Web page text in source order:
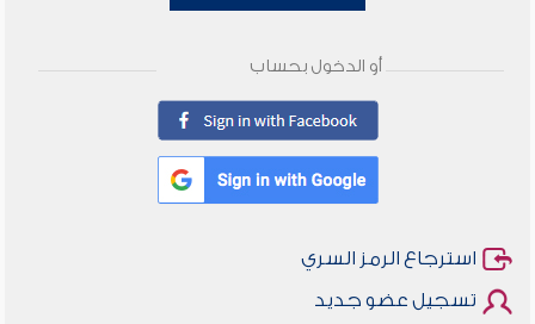
أو الدخول بحساب
استرجاع الرمز السري
تسجيل عضو جديد